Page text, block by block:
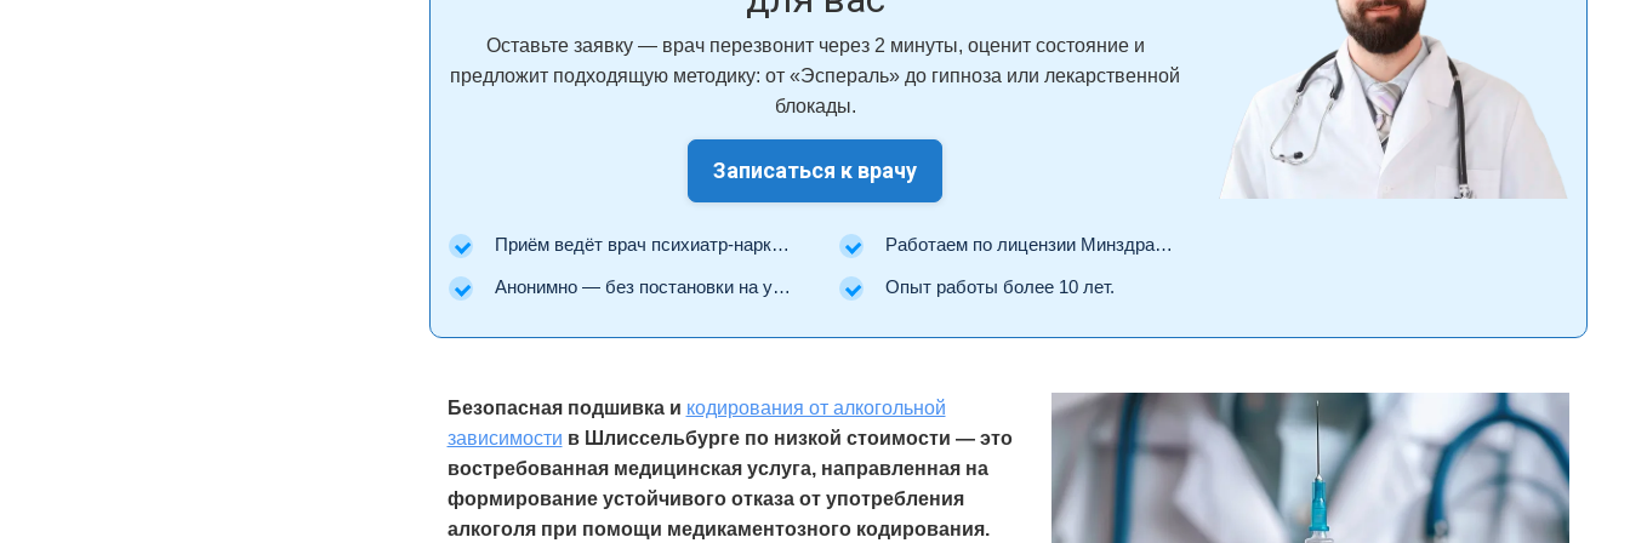
Оставьте заявку — врач перезвонит через 2 минуты, оценит состояние и
предложит подходящую методику: от «Эспераль» до гипноза или лекарственной
блокады.
Записаться к врачу
Приём ведёт врач психиатр-нарколог. Работаем по лицензии Минздрава РФ.
Анонимно — без постановки на учёт. Опыт работы более 10 лет.
Безопасная подшивка и кодирования от алкогольной
зависимости в Шлиссельбурге по низкой стоимости — это
востребованная медицинская услуга, направленная на
формирование устойчивого отказа от употребления
алкоголя при помощи медикаментозного кодирования.